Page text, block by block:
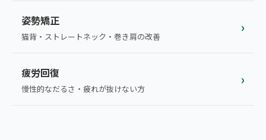
姿勢矯正
猫背・ストレートネック・巻き肩の改善
›
疲労回復
慢性的なだるさ・疲れが抜けない方
›